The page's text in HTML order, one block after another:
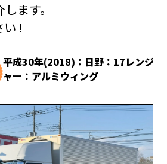
ます。
!
平成30年(2018)：日野：17レンジ
ャー：アルミウィング